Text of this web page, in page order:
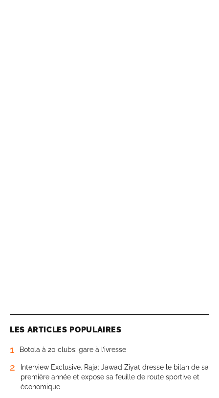
LES ARTICLES POPULAIRES
1 Botola à 20 clubs: gare à l’ivresse
2
Interview Exclusive. Raja: Jawad Ziyat dresse le bilan de sa
première année et expose sa feuille de route sportive et
économique